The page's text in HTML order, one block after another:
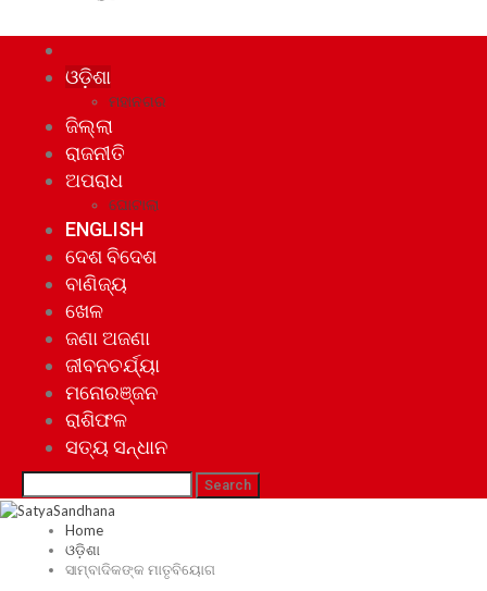
ଓଡ଼ିଶା
ମହାନଗର
ଜିଲ୍ଲା
ରାଜନୀତି
ଅପରାଧ
ଘୋଟାଲା
ENGLISH
ଦେଶ ବିଦେଶ
ବାଣିଜ୍ୟ
ଖେଳ
ଜଣା ଅଜଣା
ଜୀବନଚର୍ଯ୍ୟା
ମନୋରଞ୍ଜନ
ରାଶିଫଳ
ସତ୍ୟ ସନ୍ଧାନ
Home
ଓଡ଼ିଶା
ସାମ୍ବାଦିକଙ୍କ ମାତୃବିୟୋଗ